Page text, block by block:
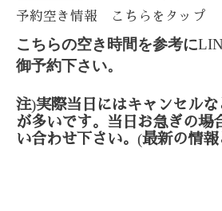
予約空き情報 こちらをタップ
こちらの空き時間を参考に
御予約下さい。
注)実際当日にはキャンセル
が多いです。当日お急ぎの場
い合わせ下さい。 (最新の情